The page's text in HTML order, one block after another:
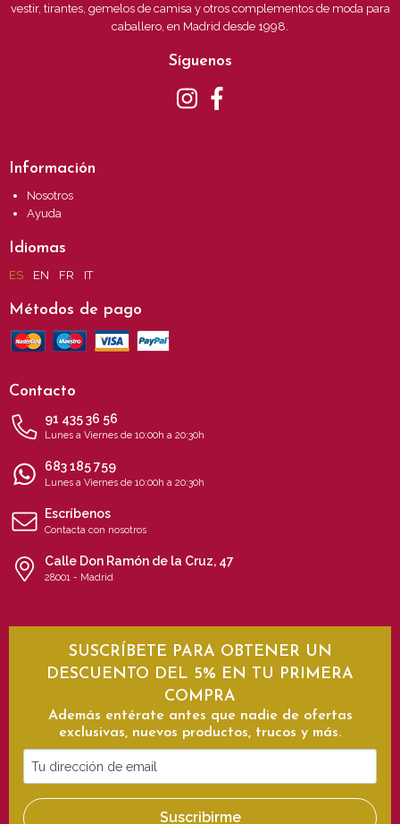
vestir, tirantes, gemelos de camisa y otros complementos de moda para
caballero, en Madrid desde 1998.
Síguenos
Información
Nosotros
Ayuda
Idiomas
ES EN FR IT
Métodos de pago
Contacto
91 435 36 56
Lunes a Viernes de 10:00h a 20:30h
683 185 759
Lunes a Viernes de 10:00h a 20:30h
Escríbenos
Contacta con nosotros
Calle Don Ramón de la Cruz, 47
28001 - Madrid
SUSCRÍBETE PARA OBTENER UN
DESCUENTO DEL 5% EN TU PRIMERA
COMPRA
Además entérate antes que nadie de ofertas
exclusivas, nuevos productos, trucos y más.
Tu
dirección
de
Suscribirme